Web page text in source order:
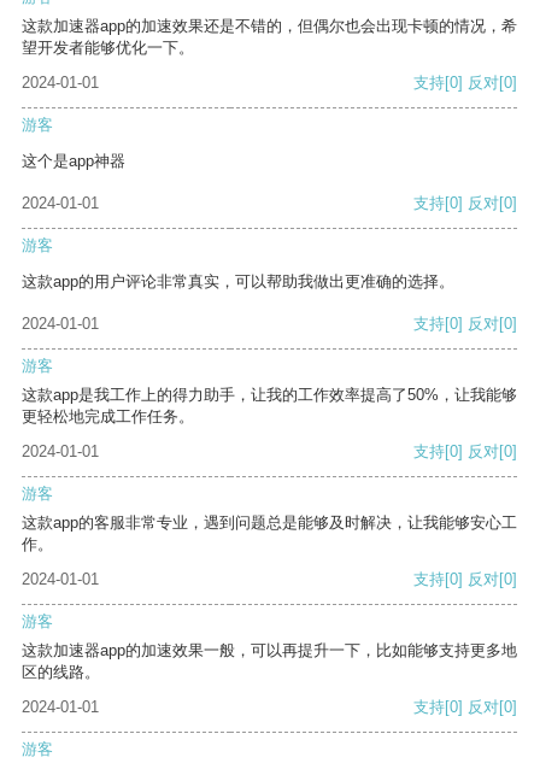
这款加速器app的加速效果还是不错的，但偶尔也会出现卡顿的情况，希
望开发者能够优化一下。
2024-01-01
支持[0] 反对[0]
游客
这个是app神器
2024-01-01 支持[0] 反对[0]
游客
这款app的用户评论非常真实，可以帮助我做出更准确的选择。
2024-01-01 支持[0] 反对[0]
游客
这款app是我工作上的得力助手，让我的工作效率提高了50%，让我能够
更轻松地完成工作任务。
2024-01-01
支持[0] 反对[0]
游客
这款app的客服非常专业，遇到问题总是能够及时解决，让我能够安心工
作。
2024-01-01
支持[0] 反对[0]
游客
这款加速器app的加速效果一般，可以再提升一下，比如能够支持更多地
区的线路。
2024-01-01
支持[0] 反对[0]
游客